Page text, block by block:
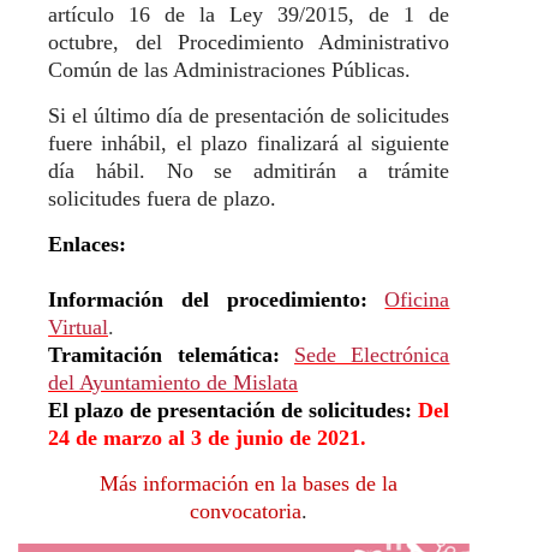
artículo 16 de la Ley 39/2015, de 1 de
octubre, del Procedimiento Administrativo
Común de las Administraciones Públicas.
Si el último día de presentación de solicitudes
fuere inhábil, el plazo finalizará al siguiente
día hábil. No se admitirán a trámite
solicitudes fuera de plazo.
Enlaces:
Información del procedimiento:
Oficina
Virtual.
Tramitación telemática:
Sede Electrónica
del Ayuntamiento de Mislata
El plazo de presentación de solicitudes: Del
24 de marzo al 3 de junio de 2021.
Más información en la bases de la
convocatoria.